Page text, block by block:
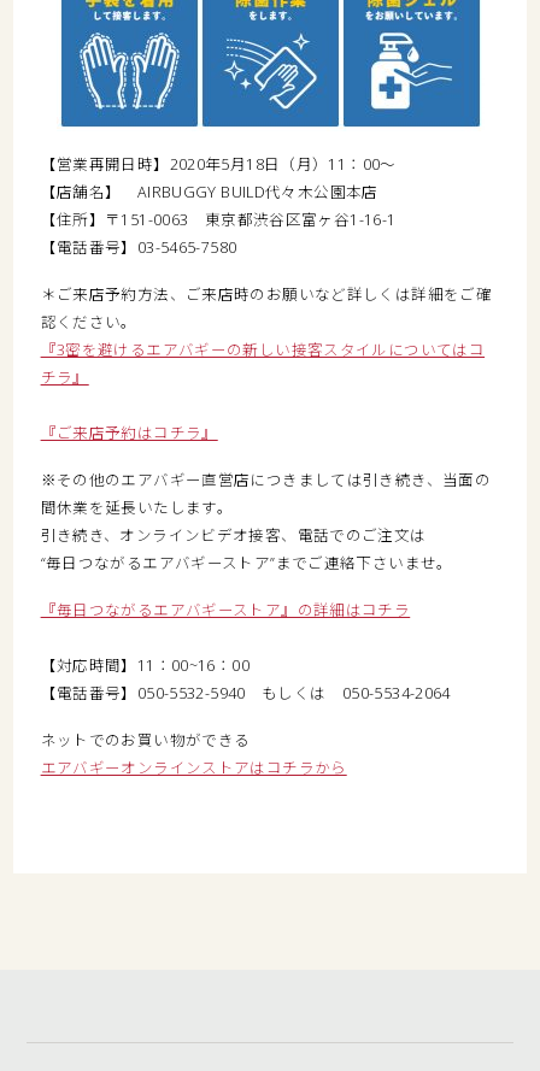
【営業再開日時】2020年5月18日（月）11：00～
【店舗名】 AIRBUGGY BUILD代々木公園本店
【住所】〒151-0063 東京都渋谷区富ヶ谷1-16-1
【電話番号】03-5465-7580
＊ご来店予約方法、ご来店時のお願いなど詳しくは詳細をご確
認ください。
『3密を避けるエアバギーの新しい接客スタイルについてはコ
チラ』
『ご来店予約はコチラ』
※その他のエアバギー直営店につきましては引き続き、当面の
間休業を延長いたします。
引き続き、オンラインビデオ接客、電話でのご注文は
“毎日つながるエアバギーストア”までご連絡下さいませ。
『毎日つながるエアバギーストア』の詳細はコチラ
【対応時間】11：00~16：00
【電話番号】050-5532-5940 もしくは 050-5534-2064
ネットでのお買い物ができる
エアバギーオンラインストアはコチラから